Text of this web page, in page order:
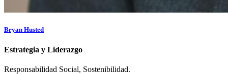
Bryan Husted
Estrategia y Liderazgo
Responsabilidad Social, Sostenibilidad.